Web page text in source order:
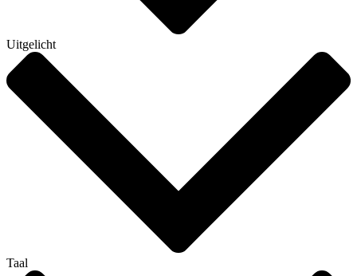
Uitgelicht
Taal